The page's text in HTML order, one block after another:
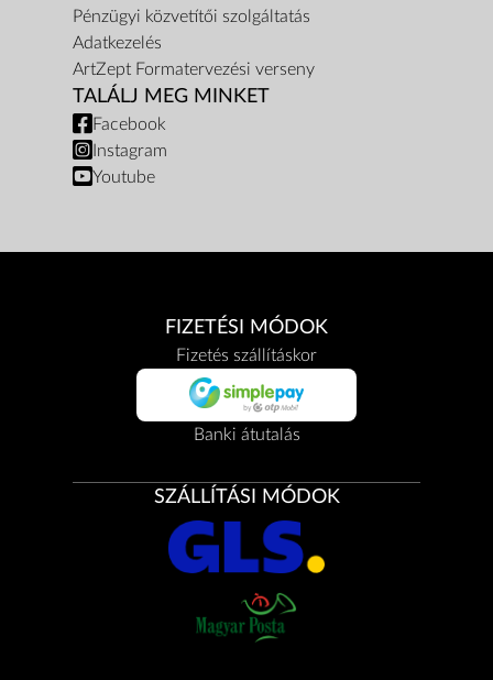
Pénzügyi közvetítői szolgáltatás
Adatkezelés
ArtZept Formatervezési verseny
TALÁLJ MEG MINKET
Facebook
Instagram
Youtube
FIZETÉSI MÓDOK
Fizetés szállításkor
Banki átutalás
SZÁLLÍTÁSI MÓDOK